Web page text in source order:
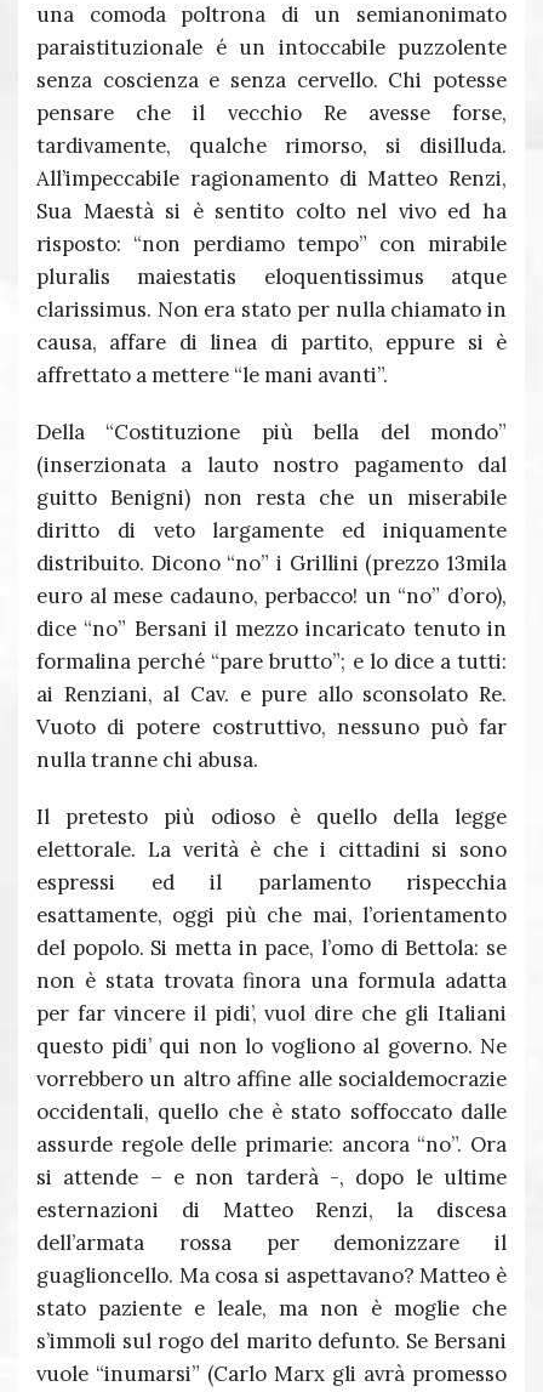
una comoda poltrona di un semianonimato
paraistituzionale é un intoccabile puzzolente
senza coscienza e senza cervello. Chi potesse
pensare che il vecchio Re avesse forse,
tardivamente, qualche rimorso, si disilluda.
All’impeccabile ragionamento di Matteo Renzi,
Sua Maestà si è sentito colto nel vivo ed ha
risposto: “non perdiamo tempo” con mirabile
pluralis maiestatis eloquentissimus atque
clarissimus. Non era stato per nulla chiamato in
causa, affare di linea di partito, eppure si è
affrettato a mettere “le mani avanti”.
Della “Costituzione più bella del mondo”
(inserzionata a lauto nostro pagamento dal
guitto Benigni) non resta che un miserabile
diritto di veto largamente ed iniquamente
distribuito. Dicono “no” i Grillini (prezzo 13mila
euro al mese cadauno, perbacco! un “no” d’oro),
dice “no” Bersani il mezzo incaricato tenuto in
formalina perché “pare brutto”; e lo dice a tutti:
ai Renziani, al Cav. e pure allo sconsolato Re.
Vuoto di potere costruttivo, nessuno può far
nulla tranne chi abusa.
Il pretesto più odioso è quello della legge
elettorale. La verità è che i cittadini si sono
espressi ed il parlamento rispecchia
esattamente, oggi più che mai, l’orientamento
del popolo. Si metta in pace, l’omo di Bettola: se
non è stata trovata finora una formula adatta
per far vincere il pidi’, vuol dire che gli Italiani
questo pidi’ qui non lo vogliono al governo. Ne
vorrebbero un altro affine alle socialdemocrazie
occidentali, quello che è stato soffoccato dalle
assurde regole delle primarie: ancora “no”. Ora
si attende – e non tarderà -, dopo le ultime
esternazioni di Matteo Renzi, la discesa
dell’armata rossa per demonizzare il
guaglioncello. Ma cosa si aspettavano? Matteo è
stato paziente e leale, ma non è moglie che
s’immoli sul rogo del marito defunto. Se Bersani
vuole “inumarsi” (Carlo Marx gli avrà promesso